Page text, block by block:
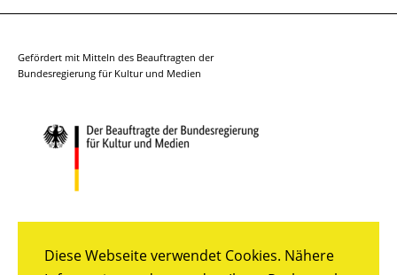
Diese Webseite verwendet Cookies. Nähere
auf
auf
auf
Gefördert mit Mitteln des Beauftragten der
Bundesregierung für Kultur und Medien